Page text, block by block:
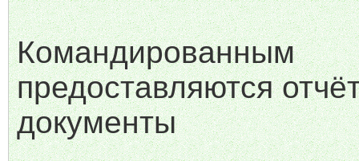
Командированным
предоставляются
документы